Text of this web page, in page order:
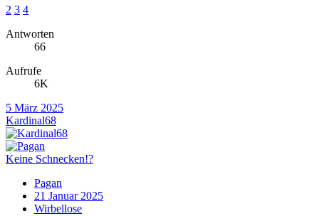
2 3 4
Antworten
66
Aufrufe
6K
5 März 2025
Kardinal68
Keine Schnecken!?
Pagan
21 Januar 2025
Wirbellose